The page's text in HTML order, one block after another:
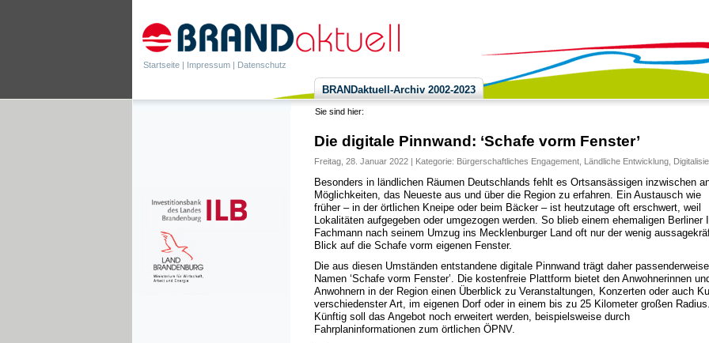
Startseite | Impressum | Datenschutz
BRANDaktuell-Archiv 2002-2023
Sie sind hier:
Die digitale Pinnwand: ‘Schafe vorm Fenster’
Freitag, 28. Januar 2022 | Kategorie: Bürgerschaftliches Engagement, Ländliche Entwicklung,
Besonders in ländlichen Räumen Deutschlands fehlt es Ortsansässigen inzwischen
Möglichkeiten, das Neueste aus und über die Region zu erfahren. Ein Austausch wie
früher – in der örtlichen Kneipe oder beim Bäcker – ist heutzutage oft erschwert, weil
Lokalitäten aufgegeben oder umgezogen werden. So blieb einem ehemaligen Berliner
Fachmann nach seinem Umzug ins Mecklenburger Land oft nur der wenig
Blick auf die Schafe vorm eigenen Fenster.
Die aus diesen Umständen entstandene digitale Pinnwand trägt daher
Namen ‘Schafe vorm Fenster’. Die kostenfreie Plattform bietet den Anwohnerinnen
Anwohnern in der Region einen Überblick zu Veranstaltungen, Konzerten oder auch
verschiedenster Art, im eigenen Dorf oder in einem bis zu 25 Kilometer großen
Künftig soll das Angebot noch erweitert werden, beispielsweise durch
Fahrplaninformationen zum örtlichen ÖPNV.